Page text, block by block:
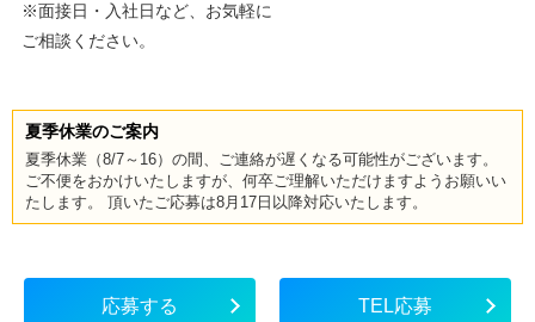
※面接日・入社日など、お気軽に
ご相談ください。
夏季休業のご案内
夏季休業（8/7～16）の間、ご連絡が遅くなる可能性がございます。
ご不便をおかけいたしますが、何卒ご理解いただけますようお願いい
たします。 頂いたご応募は8月17日以降対応いたします。
応募する TEL応募